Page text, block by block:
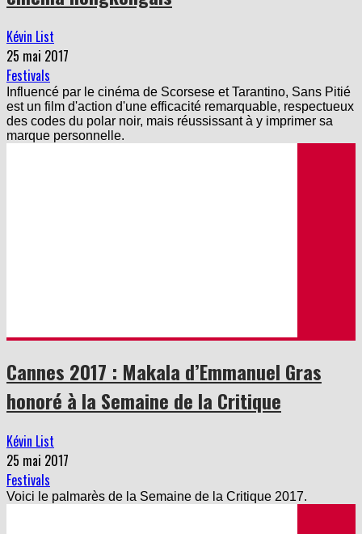
25 mai 2017
Festivals
Influencé par le cinéma de Scorsese et Tarantino, Sans Pitié
est un film d'action d'une efficacité remarquable, respectueux
des codes du polar noir, mais réussissant à y imprimer sa
marque personnelle.
Cannes 2017 : Makala d’Emmanuel Gras
honoré à la Semaine de la Critique
25 mai 2017
Festivals
Voici le palmarès de la Semaine de la Critique 2017.